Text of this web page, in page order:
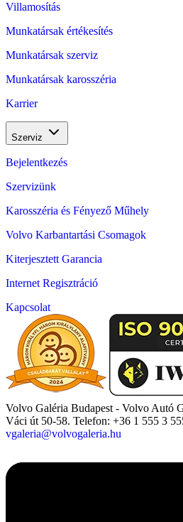
Villamosítás
Munkatársak értékesítés
Munkatársak szerviz
Munkatársak karosszéria
Karrier
Szerviz
Bejelentkezés
Szervizünk
Karosszéria és Fényező Műhely
Volvo Karbantartási Csomagok
Kiterjesztett Garancia
Internet Regisztráció
Kapcsolat
Volvo Galéria Budapest - Volvo Autó
Váci út 50-58. Telefon: +36 1 555 3
vgaleria@volvogaleria.hu